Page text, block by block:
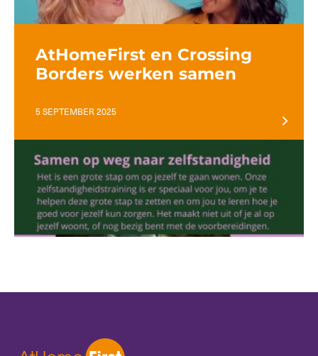
AtHomeFirst en Crossing
Borders werken samen
5 SEPTEMBER 2025